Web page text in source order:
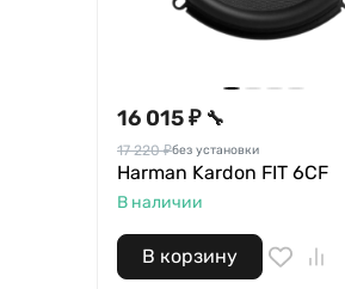
16 015 ₽ 🔧
17 220 ₽без установки
Harman Kardon FIT 6CF
В наличии
В корзину